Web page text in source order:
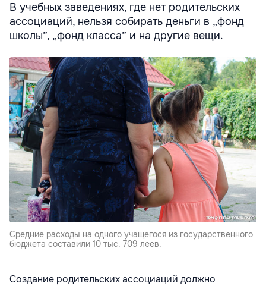
В учебных заведениях, где нет родительских
ассоциаций, нельзя собирать деньги в „фонд
школы”, „фонд класса” и на другие вещи.
Средние расходы на одного учащегося из государственного
бюджета составили 10 тыс. 709 леев.
Создание родительских ассоциаций должно